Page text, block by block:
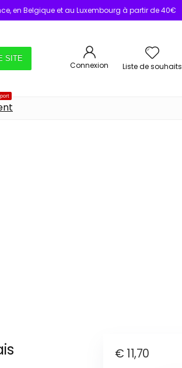
en Belgique et au Luxembourg à partir de 40€
SITE
Connexion Liste de souhaits
€ 11,70